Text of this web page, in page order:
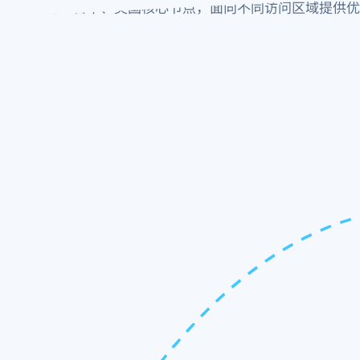
香港、日本、美国核心节点，面向不同访问区域提供